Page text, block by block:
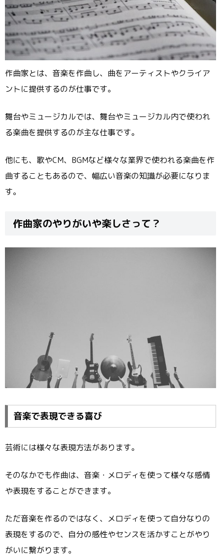
作曲家とは、音楽を作曲し、曲をアーティストやクライア
ントに提供するのが仕事です。
舞台やミュージカルでは、舞台やミュージカル内で使われ
る楽曲を提供するのが主な仕事です。
他にも、歌やCM、BGMなど様々な業界で使われる楽曲を作
曲することもあるので、幅広い音楽の知識が必要になりま
す。
作曲家のやりがいや楽しさって？
音楽で表現できる喜び
芸術には様々な表現方法があります。
そのなかでも作曲は、音楽・メロディを使って様々な感情
や表現をすることができます。
ただ音楽を作るのではなく、メロディを使って自分なりの
表現をするので、自分の感性やセンスを活かすことがやり
がいに繋がります。